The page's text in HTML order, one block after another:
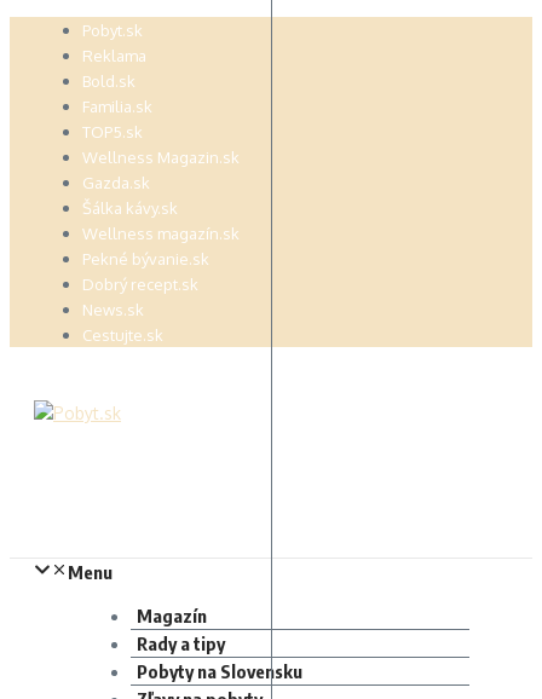
Preskočiť
Pobyt.sk
Reklama
Bold.sk
Familia.sk
TOP5.sk
Wellness Magazin.sk
Gazda.sk
Šálka kávy.sk
Wellness magazín.sk
Pekné bývanie.sk
Dobrý recept.sk
News.sk
Cestujte.sk
Menu
Magazín
Rady a tipy
Pobyty na Slovensku